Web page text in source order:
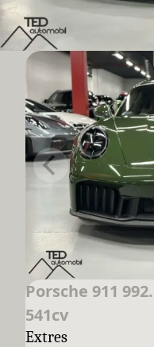
Porsche 911
541cv
Extres